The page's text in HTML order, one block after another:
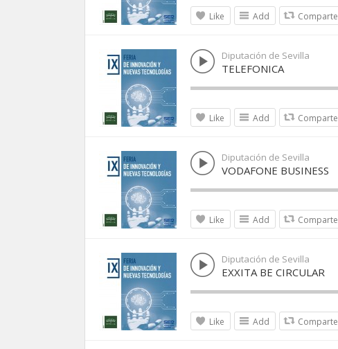
Like Add Comparte
Diputación de Sevilla
TELEFONICA
Like Add Comparte
Diputación de Sevilla
VODAFONE BUSINESS
Like Add Comparte
Diputación de Sevilla
EXXITA BE CIRCULAR
Like Add Comparte